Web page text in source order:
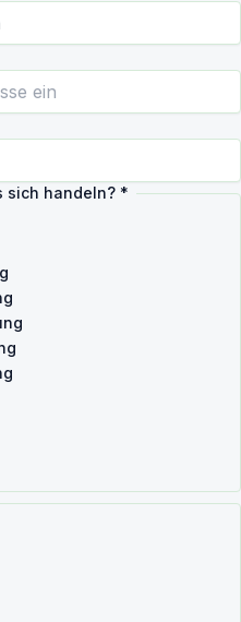
sich handeln? *